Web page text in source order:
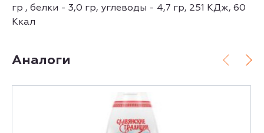
гр , белки - 3,0 гр, углеводы - 4,7 гр, 251 КДж, 60
Ккал
Аналоги